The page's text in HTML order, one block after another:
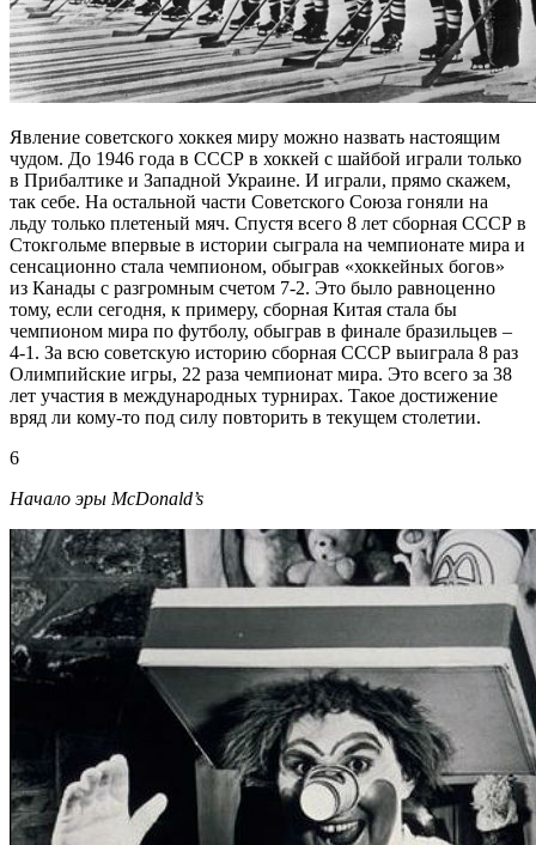
Явление советского хоккея миру можно назвать настоящим
чудом. До 1946 года в СССР в хоккей с шайбой играли только
в Прибалтике и Западной Украине. И играли, прямо скажем,
так себе. На остальной части Советского Союза гоняли на
льду только плетеный мяч. Спустя всего 8 лет сборная СССР в
Стокгольме впервые в истории сыграла на чемпионате мира и
сенсационно стала чемпионом, обыграв «хоккейных богов»
из Канады с разгромным счетом 7-2. Это было равноценно
тому, если сегодня, к примеру, сборная Китая стала бы
чемпионом мира по футболу, обыграв в финале бразильцев –
4-1. За всю советскую историю сборная СССР выиграла 8 раз
Олимпийские игры, 22 раза чемпионат мира. Это всего за 38
лет участия в международных турнирах. Такое достижение
вряд ли кому-то под силу повторить в текущем столетии.
6
Начало эры McDonald’s